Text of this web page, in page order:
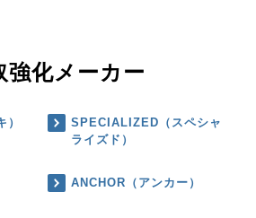
強化メーカー
SPECIALIZED（スペシャ
ライズド）
ANCHOR（アンカー）